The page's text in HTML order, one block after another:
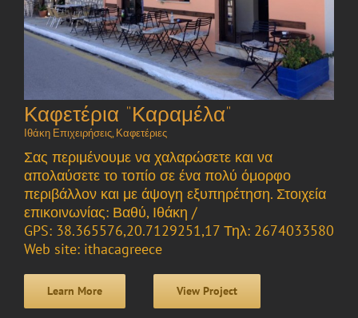
Καφετέρια “Καραμέλα”
Ιθάκη Επιχειρήσεις, Καφετέριες
Σας περιμένουμε να χαλαρώσετε και να
απολαύσετε το τοπίο σε ένα πολύ όμορφο
περιβάλλον και με άψογη εξυπηρέτηση. Στοιχεία
επικοινωνίας: Βαθύ, Ιθάκη /
GPS: 38.365576,20.7129251,17 Τηλ: 2674033580
Web site: ithacagreece
Learn More View Project